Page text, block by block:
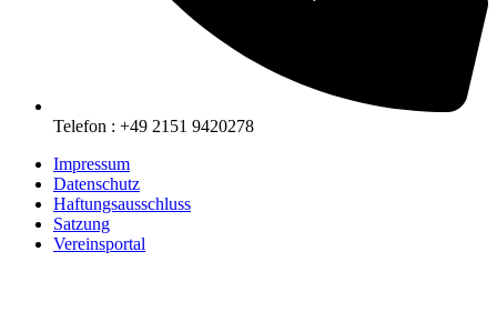
Telefon : +49 2151 9420278
Impressum
Datenschutz
Haftungsausschluss
Satzung
Vereinsportal